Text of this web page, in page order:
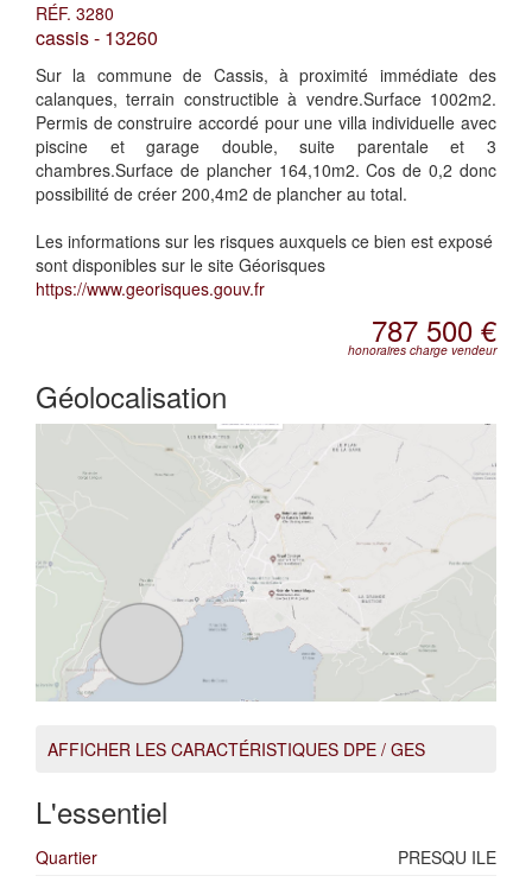
RÉF. 3280
cassis - 13260
Sur la commune de Cassis, à proximité immédiate des
calanques, terrain constructible à vendre.Surface 1002m2.
Permis de construire accordé pour une villa individuelle avec
piscine et garage double, suite parentale et 3
chambres.Surface de plancher 164,10m2. Cos de 0,2 donc
possibilité de créer 200,4m2 de plancher au total.
Les informations sur les risques auxquels ce bien est exposé
sont disponibles sur le site Géorisques
https://www.georisques.gouv.fr
787 500 €
honoraires charge vendeur
Géolocalisation
AFFICHER LES CARACTÉRISTIQUES DPE / GES
L'essentiel
Quartier PRESQU ILE